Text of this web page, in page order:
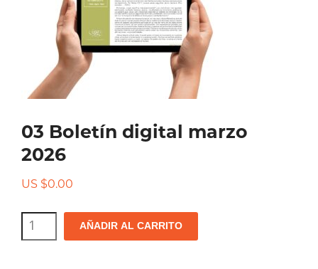
03 Boletín digital marzo
2026
US $0.00
03
Boletín
AÑADIR AL CARRITO